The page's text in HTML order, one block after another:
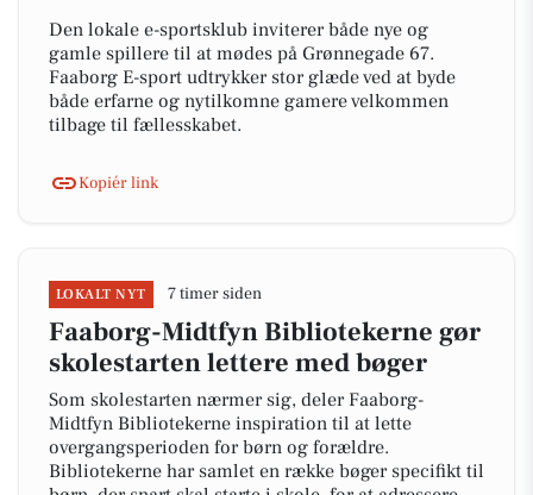
Den lokale e-sportsklub inviterer både nye og
gamle spillere til at mødes på Grønnegade 67.
Faaborg E-sport udtrykker stor glæde ved at byde
både erfarne og nytilkomne gamere velkommen
tilbage til fællesskabet.
Kopiér link
LOKALT NYT 7 timer siden
Faaborg-Midtfyn Bibliotekerne gør
skolestarten lettere med bøger
Som skolestarten nærmer sig, deler Faaborg-
Midtfyn Bibliotekerne inspiration til at lette
overgangsperioden for børn og forældre.
Bibliotekerne har samlet en række bøger specifikt til